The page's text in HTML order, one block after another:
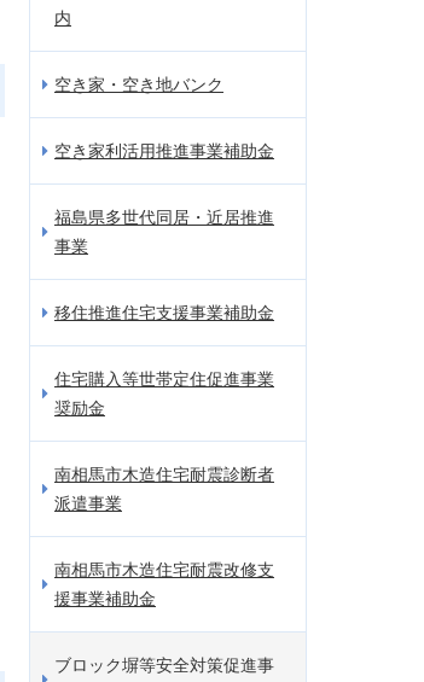
内
空き家・空き地バンク
空き家利活用推進事業補助金
福島県多世代同居・近居推進
事業
移住推進住宅支援事業補助金
住宅購入等世帯定住促進事業
奨励金
南相馬市木造住宅耐震診断者
派遣事業
南相馬市木造住宅耐震改修支
援事業補助金
ブロック塀等安全対策促進事